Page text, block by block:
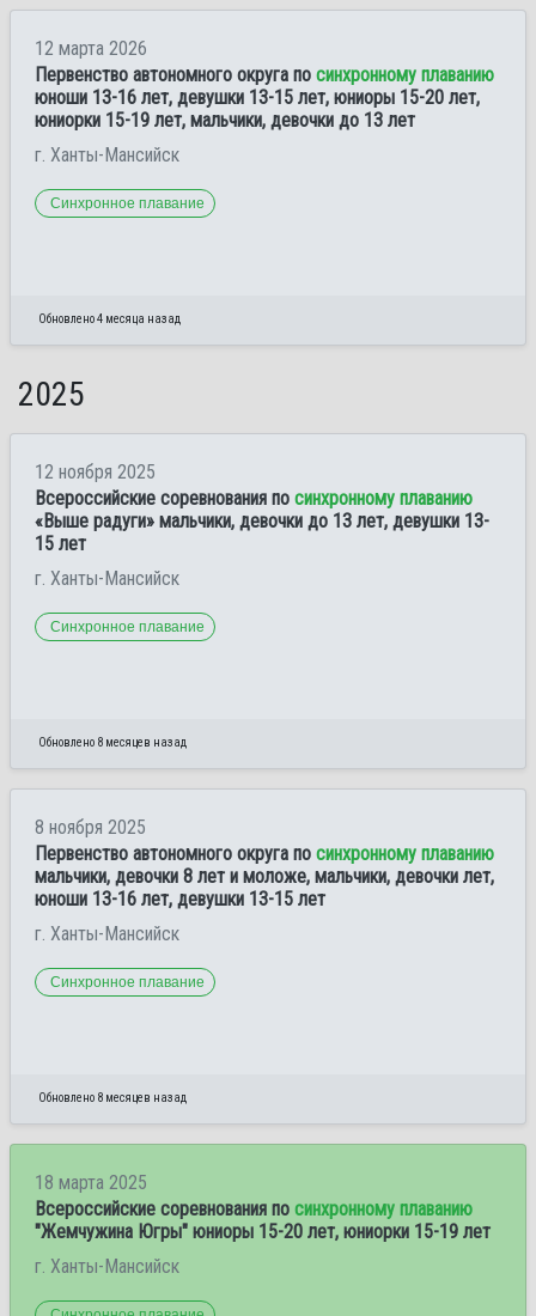
12 марта 2026
Первенство автономного округа по синхронному плаванию
юноши 13-16 лет, девушки 13-15 лет, юниоры 15-20 лет,
юниорки 15-19 лет, мальчики, девочки до 13 лет
г. Ханты-Мансийск
Синхронное плавание
Обновлено 4 месяца назад
2025
12 ноября 2025
Всероссийские соревнования по синхронному плаванию
«Выше радуги» мальчики, девочки до 13 лет, девушки 13-
15 лет
г. Ханты-Мансийск
Синхронное плавание
Обновлено 8 месяцев назад
8 ноября 2025
Первенство автономного округа по синхронному плаванию
мальчики, девочки 8 лет и моложе, мальчики, девочки лет,
юноши 13-16 лет, девушки 13-15 лет
г. Ханты-Мансийск
Синхронное плавание
Обновлено 8 месяцев назад
18 марта 2025
Всероссийские соревнования по синхронному плаванию
"Жемчужина Югры" юниоры 15-20 лет, юниорки 15-19 лет
г. Ханты-Мансийск